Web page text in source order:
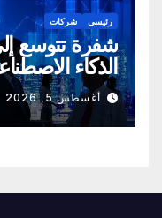
رئيسي شركات
شفرة تتوسع
الذكاء
أغسطس 5, 2026